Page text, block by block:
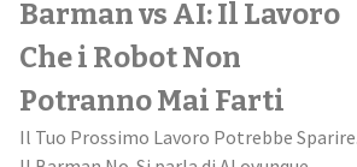
Scopri il lavoro perfetto
per universitari
Università + Lavoro: “nooo, è una missione
storia? Sei lì che studi, ti scapicolli con